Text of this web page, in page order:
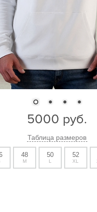
5000 руб.
Таблица размеров
48
M
50
L
52
XL